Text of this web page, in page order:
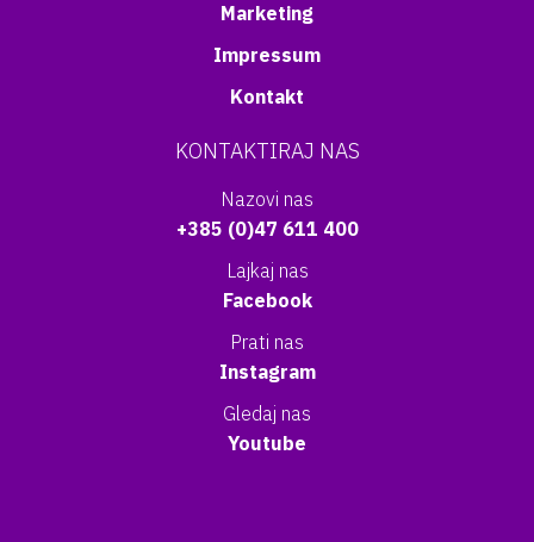
Marketing
Impressum
Kontakt
KONTAKTIRAJ NAS
Nazovi nas
+385 (0)47 611 400
Lajkaj nas
Facebook
Prati nas
Instagram
Gledaj nas
Youtube